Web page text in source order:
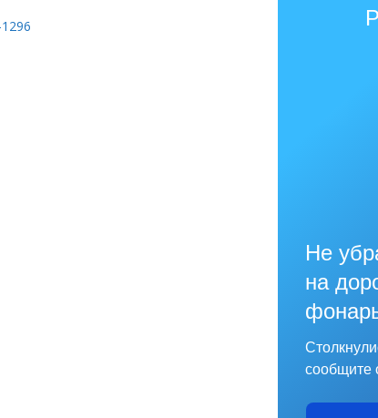
ПРОВЕДЕНИЯ ПРАКТИЧЕСКИХ ЗАНЯТИЙ, БИБЛИОТЕК,
СЕТЯМ, ПРИСПОСОБЛЕННЫМ ДЛЯ
Не
на
сообщите